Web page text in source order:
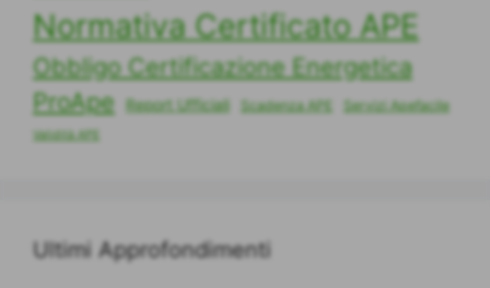
Normativa Certificato APE
Obbligo Certificazione Energetica
ProApe
Report Ufficiali Scadenza APE Servizi Apefacile
Validità APE
Ultimi Approfondimenti